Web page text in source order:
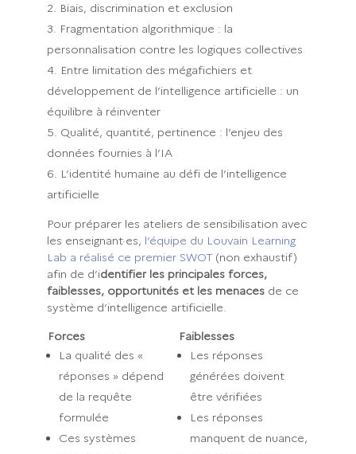
Biais, discrimination et exclusion
Fragmentation algorithmique : la
personnalisation contre les logiques collectives
Entre limitation des mégafichiers et
développement de l’intelligence artificielle : un
équilibre à réinventer
Qualité, quantité, pertinence : l’enjeu des
données fournies à l’IA
L’identité humaine au défi de l’intelligence
artificielle
Pour préparer les ateliers de sensibilisation avec
les enseignant·es, l’équipe du Louvain Learning
Lab a réalisé ce premier SWOT (non exhaustif)
afin de d’identifier les principales forces,
faiblesses, opportunités et les menaces de ce
système d’intelligence artificielle.
Forces
La qualité des «
réponses » dépend
de la requête
formulée
Ces systèmes
Faiblesses
Les réponses
générées doivent
être vérifiées
Les réponses
manquent de nuance,